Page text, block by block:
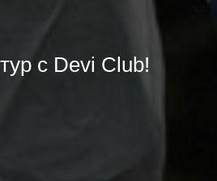
с Devi Club!